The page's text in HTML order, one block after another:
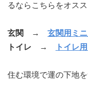
るならこちらをオスス
玄関 → 玄関用ミ
トイレ →
トイレ
住む環境で運の下地